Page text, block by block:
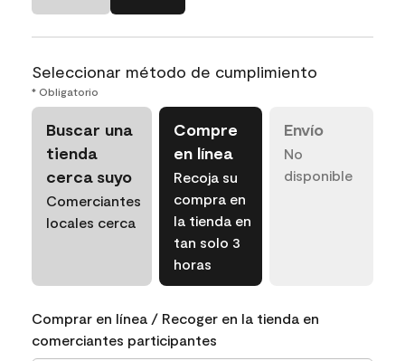
Seleccionar método de cumplimiento
* Obligatorio
Buscar una
tienda
cerca suyo
Comerciantes
locales cerca
Compre
en línea
Recoja su
compra en
la tienda en
tan solo 3
horas
Envío
No
disponible
Comprar en línea / Recoger en la tienda en
comerciantes participantes